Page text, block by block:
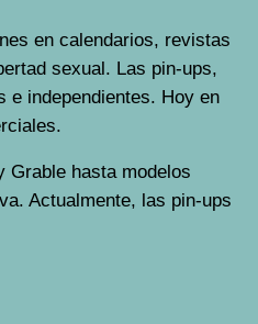
en calendarios, revistas
sexual. Las pin-ups,
independientes. Hoy en
Grable hasta modelos
Actualmente, las pin-ups